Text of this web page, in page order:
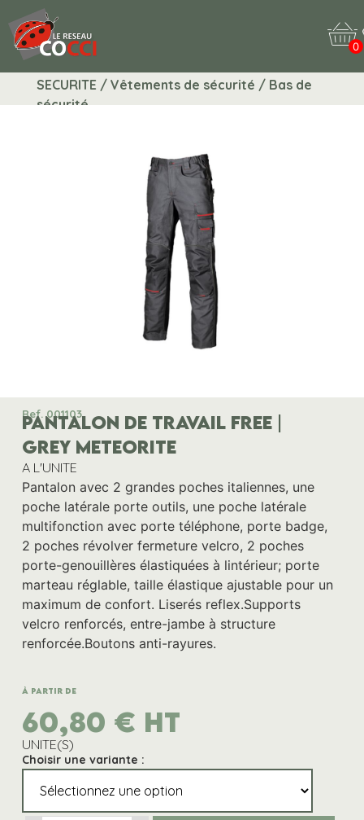
0
SECURITE / Vêtements de sécurité / Bas de
sécurité
Ref. 001103
PANTALON DE TRAVAIL FREE |
GREY METEORITE
A L'UNITE
Pantalon avec 2 grandes poches italiennes, une
poche latérale porte outils, une poche latérale
multifonction avec porte téléphone, porte badge,
2 poches révolver fermeture velcro, 2 poches
porte-genouillères élastiquées à lintérieur; porte
marteau réglable, taille élastique ajustable pour un
maximum de confort. Liserés reflex.Supports
velcro renforcés, entre-jambe à structure
renforcée.Boutons anti-rayures.
À partir de
60,80 € HT
UNITE(S)
Choisir une variante :